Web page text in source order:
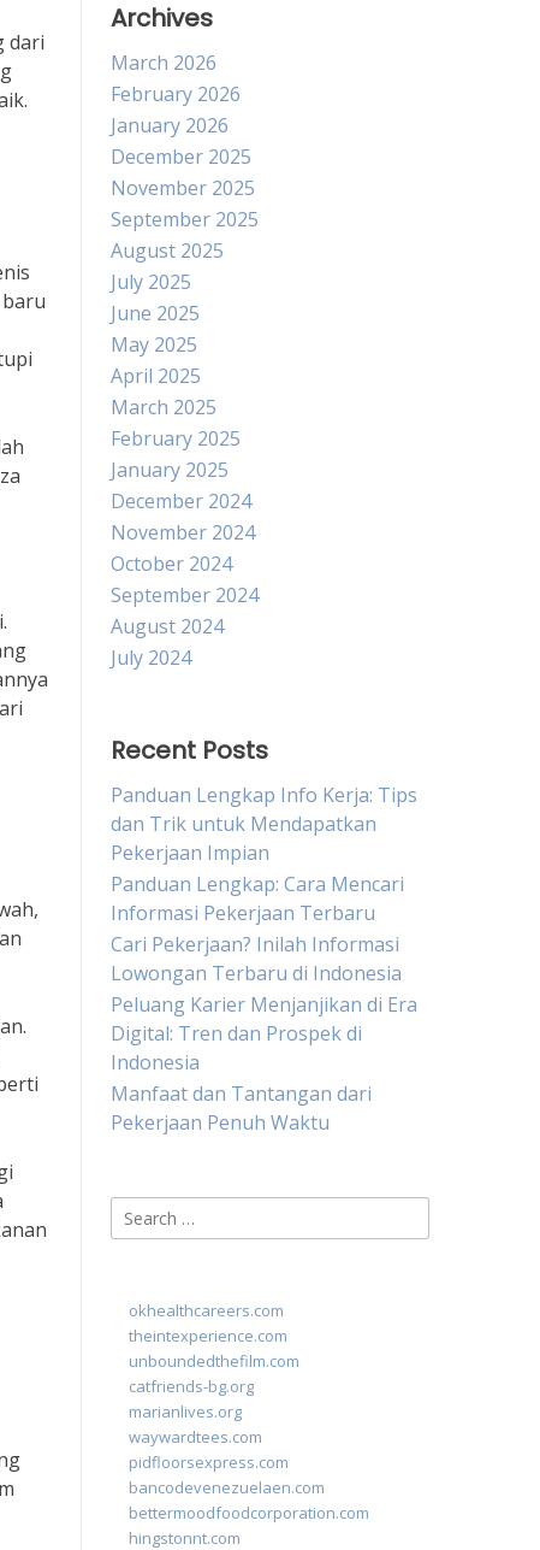
dari
Archives
March 2026
February 2026
January 2026
December 2025
November 2025
September 2025
August 2025
July 2025
June 2025
May 2025
April 2025
March 2025
February 2025
January 2025
December 2024
November 2024
October 2024
September 2024
August 2024
July 2024
Recent Posts
Panduan Lengkap Info Kerja: Tips
dan Trik untuk Mendapatkan
Pekerjaan Impian
Panduan Lengkap: Cara Mencari
Informasi Pekerjaan Terbaru
Cari Pekerjaan? Inilah Informasi
Lowongan Terbaru di Indonesia
Peluang Karier Menjanjikan di Era
Digital: Tren dan Prospek di
Indonesia
Manfaat dan Tantangan dari
Pekerjaan Penuh Waktu
Search
for:
okhealthcareers.com
theintexperience.com
unboundedthefilm.com
catfriends-bg.org
marianlives.org
waywardtees.com
pidfloorsexpress.com
bancodevenezuelaen.com
bettermoodfoodcorporation.com
hingstonnt.com